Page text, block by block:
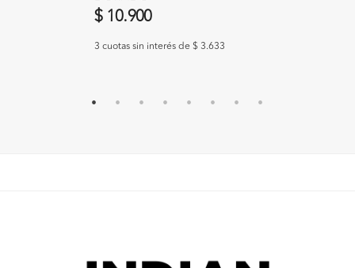
$ 10.900
3 cuotas sin interés de $ 3.633